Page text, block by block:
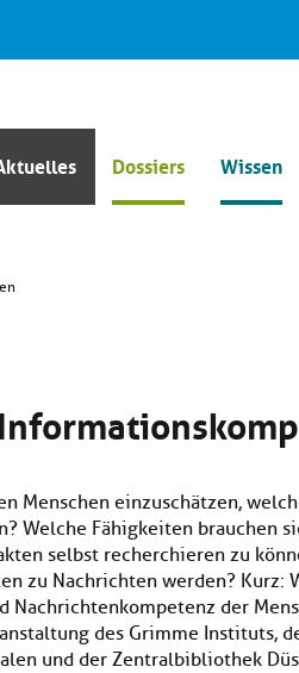
Dossiers Wissen
Menschen einzuschätzen,
Welche Fähigkeiten brauchen
selbst recherchieren zu
zu Nachrichten werden? Kurz:
Nachrichtenkompetenz der
des Grimme Instituts,
und der Zentralbibliothek